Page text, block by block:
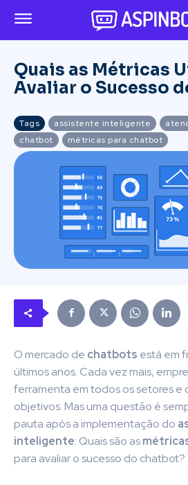
Quais as Métricas
Avaliar o Sucesso
Tags assistente inteligente
chatbot
métricas para chatbot
O mercado de chatbots está em
últimos anos. Cada vez mais,
ferramenta em todos os setores e
objetivos. Mas uma questão é
pauta após a implementação do
inteligente: Quais são as
para avaliar o sucesso do chatbot?